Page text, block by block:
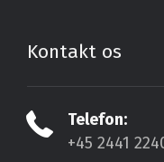
Kontakt os
Telefon:
+45 2441